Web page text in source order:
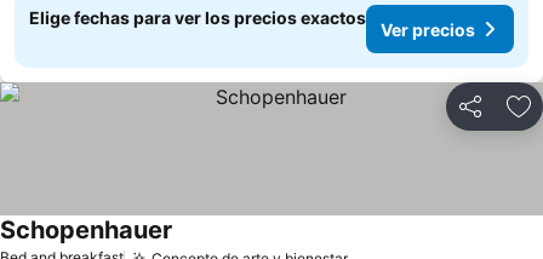
Elige fechas para ver los precios exactos
Ver precios
Compartir
Schopenhauer